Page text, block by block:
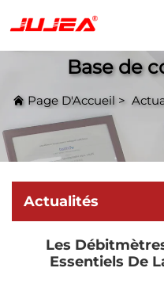
Base de
Page D'Accueil >
Actualités
Les
Essentiels De